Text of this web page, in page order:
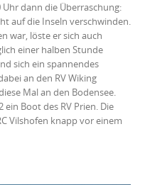
dann die Überraschung:
auf die Inseln verschwinden.
war, löste er sich auch
einer halben Stunde
sich ein spannendes
an den RV Wiking
Mal an den Bodensee.
Boot des RV Prien. Die
Vilshofen knapp vor einem